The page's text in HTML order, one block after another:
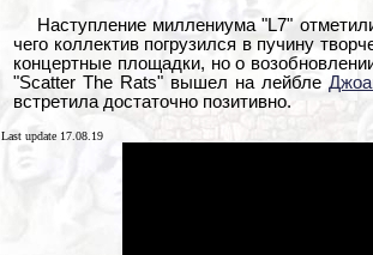
Наступление миллениума "L7"
чего коллектив погрузился в пучину
концертные площадки, но о
"Scatter The Rats" вышел на лейбле
встретила достаточно позитивно.
Last update 17.08.19